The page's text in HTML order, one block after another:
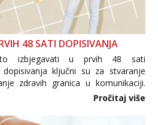
48 SATI DOPISIVANJA
izbjegavati u prvih 48 sati
ključni su za stvaranje
zdravih granica u komunikaciji.
otkrivanje osobnih ili intimnih
osoba još nije zaslužila to
Pročitaj više